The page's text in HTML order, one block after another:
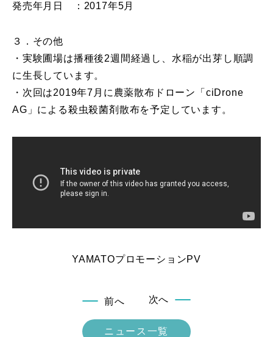
発売年月日 ：2017年5月
３．その他
・実験圃場は播種後2週間経過し、水稲が出芽し順調
に生長しています。
・次回は2019年7月に農薬散布ドローン「ciDrone
AG」による殺虫殺菌剤散布を予定しています。
YAMATOプロモーションPV
前へ
ニュース一覧
次へ